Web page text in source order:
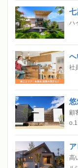
七
ハ
へ
社
悠
顧
o.1
高